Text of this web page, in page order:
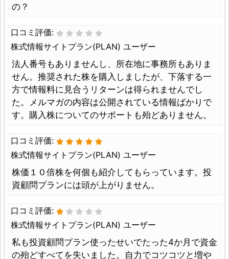
の？
口コミ評価:
株式情報サイトプラン(PLAN) ユーザー
法人番号もありませんし、所在地に事務所もありま
せん。推奨された株を購入しましたが、下落する一
方で情報料に見合うリターンは得られませんでし
た。メルマガの内容は公開されている情報ばかりで
す。購入株についてのサポートも殆どありません。
口コミ評価:
株式情報サイトプラン(PLAN) ユーザー
株価１０倍株を何個も紹介してもらっています。投
資顧問プランには頭が上がりません。
口コミ評価:
株式情報サイトプラン(PLAN) ユーザー
私も投資顧問プラン使ったせいでたった4か月で資金
の殆どすべてを失いました。自力でコツコツと増や